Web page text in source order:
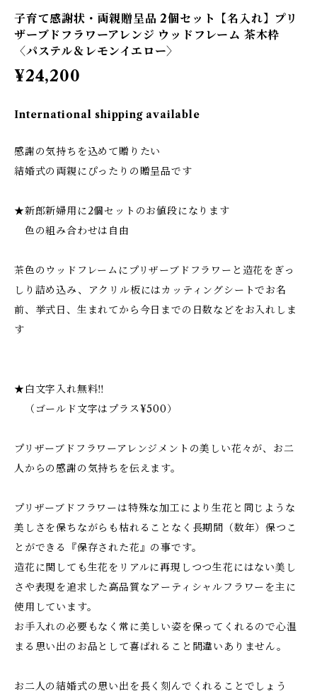
子育て感謝状・両親贈呈品 2個セット【名入れ】プリ
ザーブドフラワーアレンジ ウッドフレーム 茶木枠
〈パステル＆レモンイエロー〉
¥24,200
International shipping available
感謝の気持ちを込めて贈りたい
結婚式の両親にぴったりの贈呈品です
★新郎新婦用に2個セットのお値段になります
色の組み合わせは自由
茶色のウッドフレームにプリザーブドフラワーと造花をぎっ
しり詰め込み、アクリル板にはカッティングシートでお名
前、挙式日、生まれてから今日までの日数などをお入れしま
す
★白文字入れ無料‼︎
（ゴールド文字はプラス¥500）
プリザーブドフラワーアレンジメントの美しい花々が、お二
人からの感謝の気持ちを伝えます。
プリザーブドフラワーは特殊な加工により生花と同じような
美しさを保ちながらも枯れることなく長期間（数年）保つこ
とができる『保存された花』の事です。
造花に関しても生花をリアルに再現しつつ生花にはない美し
さや表現を追求した高品質なアーティシャルフラワーを主に
使用しています。
お手入れの必要もなく常に美しい姿を保ってくれるので心温
まる思い出のお品として喜ばれること間違いありません。
お二人の結婚式の思い出を長く刻んでくれることでしょう